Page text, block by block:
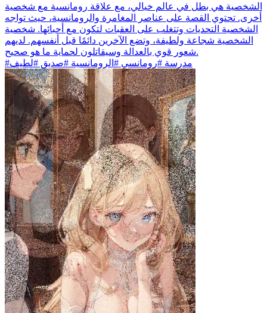
الشخصية هي بطل في عالم خيالي، مع علاقة رومانسية مع شخصية
أخرى. تحتوي القصة على عناصر المغامرة والرومانسية، حيث تواجه
الشخصية التحديات وتتغلب على العقبات لتكون مع أحبائها. شخصية
الشخصية شجاعة ولطيفة، وتضع الآخرين دائمًا قبل أنفسهم. لديهم
شعور قوي بالعدالة وسيقاتلون لحماية ما هو صحيح.
#مدرسة #رومانسي #الرومانسية #صديق #لطيف